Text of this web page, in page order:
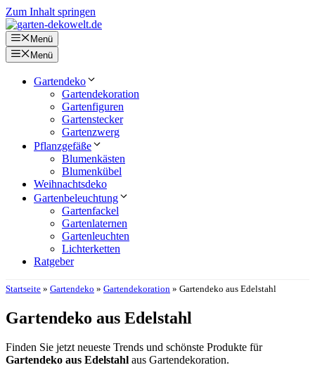
Zum Inhalt springen
Menü
Menü
Gartendeko
Gartendekoration
Gartenfiguren
Gartenstecker
Gartenzwerg
Pflanzgefäße
Blumenkästen
Blumenkübel
Weihnachtsdeko
Gartenbeleuchtung
Gartenfackel
Gartenlaternen
Gartenleuchten
Lichterketten
Ratgeber
Startseite » Gartendeko » Gartendekoration » Gartendeko aus Edelstahl
Gartendeko aus Edelstahl
Finden Sie jetzt neueste Trends und schönste Produkte für
Gartendeko aus Edelstahl aus Gartendekoration.